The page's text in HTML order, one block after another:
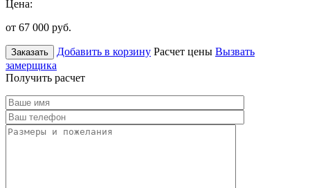
Цена:
от 67 000 руб.
Заказать Добавить в корзину Расчет цены Вызвать
замерщика
Получить расчет